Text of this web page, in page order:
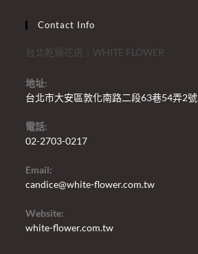
Contact Info
台北乾燥花店｜WHITE FLOWER
地址:
台北市大安區敦化南路二段63巷54弄2號
電話:
02-2703-0217
Email:
candice@white-flower.com.tw
Website:
white-flower.com.tw